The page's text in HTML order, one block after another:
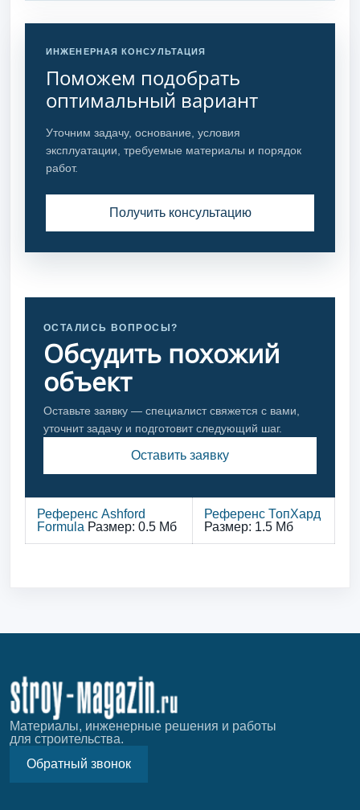
ИНЖЕНЕРНАЯ КОНСУЛЬТАЦИЯ
Поможем подобрать
оптимальный вариант
Уточним задачу, основание, условия
эксплуатации, требуемые материалы и порядок
работ.
Получить консультацию
ОСТАЛИСЬ ВОПРОСЫ?
Обсудить похожий
объект
Оставьте заявку — специалист свяжется с вами,
уточнит задачу и подготовит следующий шаг.
Оставить заявку
Референс Ashford
Formula Размер: 0.5 Мб
Референс ТопХард
Размер: 1.5 Мб
Материалы, инженерные решения и работы
для строительства.
Обратный звонок